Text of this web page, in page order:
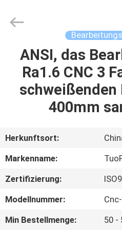
HAUSE
PRODUKTE
ÜBER
UNS
Ltd..
ANSI, das
Ra1.6 CNC 3
schweißenden
400mm
Herkunftsort:
Markenname:
Zertifizierung:
Modellnummer:
Min Bestellmenge:
50 -